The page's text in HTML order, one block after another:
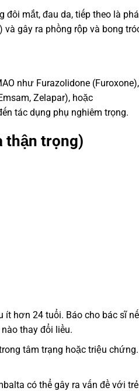
đôi mắt, đau da, tiếp theo là
gây ra phồng rộp và bong
như Furazolidone (Furoxone),
Zelapar), hoặc
tác dụng phụ nghiêm trọng.
thận trọng)
ít hơn 24 tuổi. Báo cho bác sĩ
thay đổi liều.
tâm trạng hoặc triệu
có thể gây ra vấn đề với